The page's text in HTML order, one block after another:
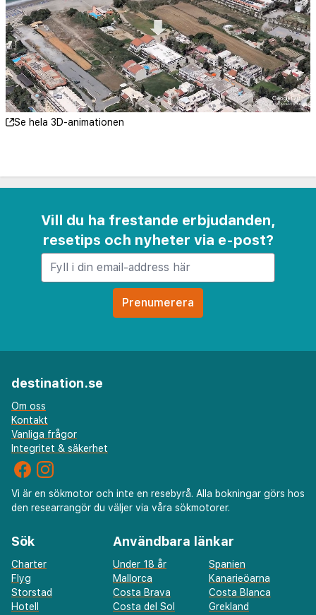
Blå strand - 2 km
Town Beach - 2,6 km
Mili ravinen - 2,8 km
Rethimno Kart - 3,1 km
Sankt Antonius ravin - 5,1 km
Paleontologiska museet - 5,2 km
Rethymno Marina - 5,5 km
Rethimnons katedral - 5,6 km
Kommunal trädgård - 5,6 km
Rethimnons stadsträdgård - 5,6 km
Närmaste flygplatser är:
Chania (CHQ-Ioannis Daskalogiannis) - 70,9 km
Apartments and Suites är Heraklion (HER-Nikos
Kazantzakis).
Gäster har tillgång till bland annat
expressincheckning, expressutcheckning och
kemtvätt/tvättjänster. Gäster erbjuds flygtransfer till
hotellet mot en avgift (tillgänglig dygnet runt), och
avgiftsfri parkering finns på plats. Här kan du koppla
av i en av 2 utomhuspooler, och du har även tillgång
till hyrcyklar. Detta lägenhetshotell har även gratis wi-
fi, barnpassning mot en avgift och en spelhall. På
detta lägenhetshotell kan du äta något gott på deras
restaurang med utsikt över poolen. Vill du hellre ta det
lugnt kan du stanna på rummet med rumsservice.
Se hela 3D-animationen
Vill du ha frestande erbjudanden,
resetips och nyheter via e-post?
destination.se
Om oss
Kontakt
Vanliga frågor
Integritet & säkerhet
Vi är en sökmotor och inte en resebyrå. Alla bokningar görs hos
den researrangör du väljer via våra sökmotorer.
Sök
Charter
Flyg
Storstad
Hotell
Användbara länkar
Under 18 år
Spanien
Mallorca
Kanarieöarna
Costa Brava
Costa Blanca
Costa del Sol
Grekland